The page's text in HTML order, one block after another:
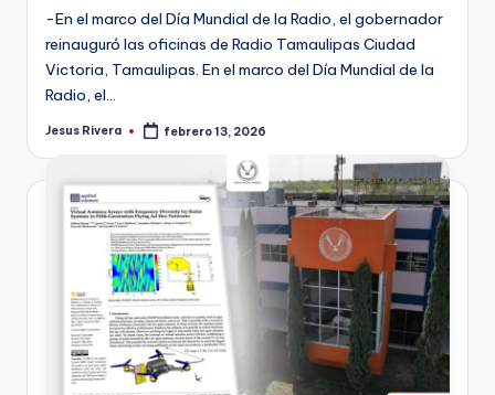
-En el marco del Día Mundial de la Radio, el gobernador
reinauguró las oficinas de Radio Tamaulipas Ciudad
Victoria, Tamaulipas. En el marco del Día Mundial de la
Radio, el…
Publicado
Jesus Rivera febrero 13, 2026